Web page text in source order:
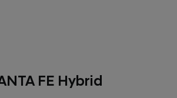
FE Hybrid